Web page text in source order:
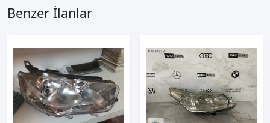
Benzer İlanlar